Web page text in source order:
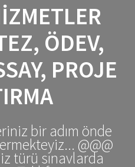
ÖDEV,
PROJE
bir adım önde
@@@
türü sınavlarda